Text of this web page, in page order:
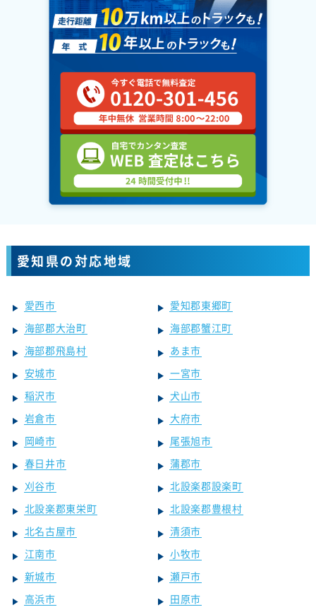
愛知県の対応地域
愛西市
愛知郡東郷町
海部郡大治町
海部郡蟹江町
海部郡飛島村
あま市
安城市
一宮市
稲沢市
犬山市
岩倉市
大府市
岡崎市
尾張旭市
春日井市
蒲郡市
刈谷市
北設楽郡設楽町
北設楽郡東栄町
北設楽郡豊根村
北名古屋市
清須市
江南市
小牧市
新城市
瀬戸市
高浜市
田原市